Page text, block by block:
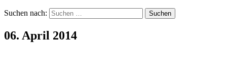
Suchen nach:
06. April 2014